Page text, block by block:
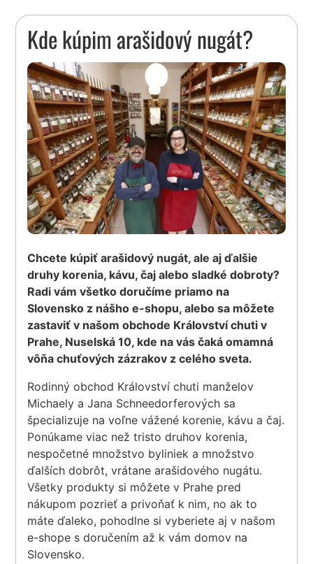
Kde kúpim arašidový nugát?
Chcete kúpiť arašidový nugát, ale aj ďalšie
druhy korenia, kávu, čaj alebo sladké dobroty?
Radi vám všetko doručíme priamo na
Slovensko z nášho e-shopu, alebo sa môžete
zastaviť v našom obchode Království chuti v
Prahe, Nuselská 10, kde na vás čaká omamná
vôňa chuťových zázrakov z celého sveta.
Rodinný obchod Království chuti manželov
Michaely a Jana Schneedorferových sa
špecializuje na voľne vážené korenie, kávu a čaj.
Ponúkame viac než tristo druhov korenia,
nespočetné množstvo byliniek a množstvo
ďalších dobrôt, vrátane arašidového nugátu.
Všetky produkty si môžete v Prahe pred
nákupom pozrieť a privoňať k nim, no ak to
máte ďaleko, pohodlne si vyberiete aj v našom
e-shope s doručením až k vám domov na
Slovensko.